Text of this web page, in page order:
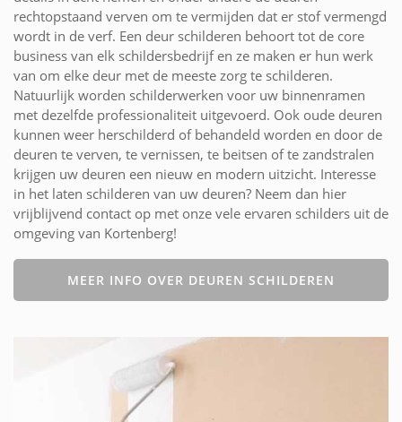
rechtopstaand verven om te vermijden dat er stof vermengd
wordt in de verf. Een deur schilderen behoort tot de core
business van elk schildersbedrijf en ze maken er hun werk
van om elke deur met de meeste zorg te schilderen.
Natuurlijk worden schilderwerken voor uw binnenramen
met dezelfde professionaliteit uitgevoerd. Ook oude deuren
kunnen weer herschilderd of behandeld worden en door de
deuren te verven, te vernissen, te beitsen of te zandstralen
krijgen uw deuren een nieuw en modern uitzicht. Interesse
in het laten schilderen van uw deuren? Neem dan hier
vrijblijvend contact op met onze vele ervaren schilders uit de
omgeving van Kortenberg!
MEER INFO OVER DEUREN SCHILDEREN